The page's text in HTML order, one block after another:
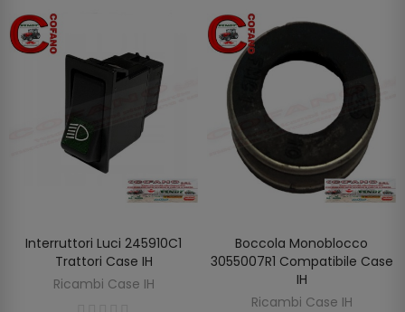
AGGIUNGI AL CARRELLO
Interruttori Luci 245910C1
Trattori Case IH
Ricambi Case IH
AGGIUNGI AL CARRELLO
Boccola Monoblocco
3055007R1 Compatibile Case
IH
Ricambi Case IH